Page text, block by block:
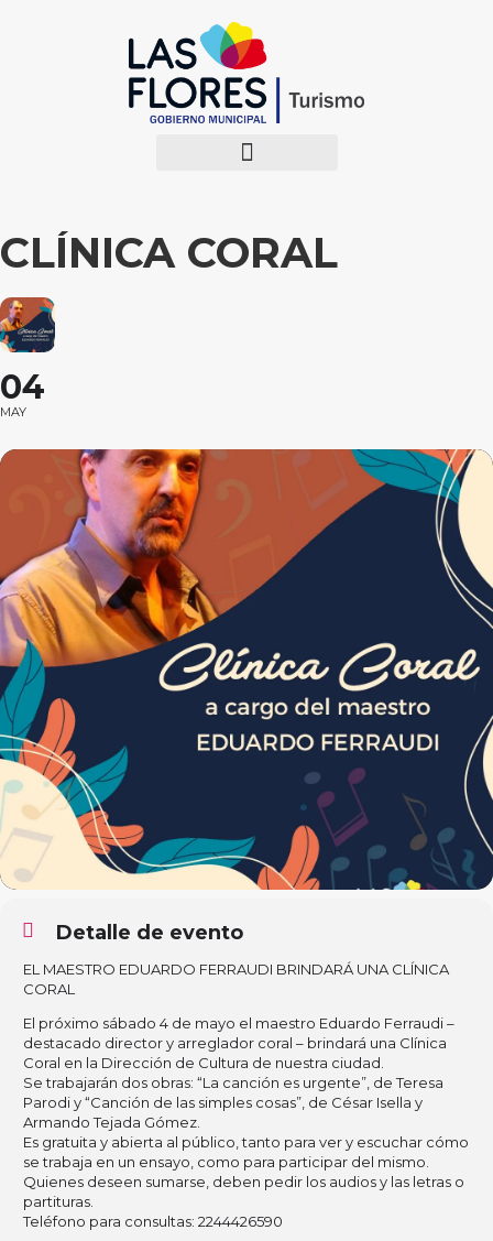
CLÍNICA CORAL
04
MAY
Detalle de evento
EL MAESTRO EDUARDO FERRAUDI BRINDARÁ UNA CLÍNICA
CORAL
El próximo sábado 4 de mayo el maestro Eduardo Ferraudi –
destacado director y arreglador coral – brindará una Clínica
Coral en la Dirección de Cultura de nuestra ciudad.
Se trabajarán dos obras: “La canción es urgente”, de Teresa
Parodi y “Canción de las simples cosas”, de César Isella y
Armando Tejada Gómez.
Es gratuita y abierta al público, tanto para ver y escuchar cómo
se trabaja en un ensayo, como para participar del mismo.
Quienes deseen sumarse, deben pedir los audios y las letras o
partituras.
Teléfono para consultas: 2244426590